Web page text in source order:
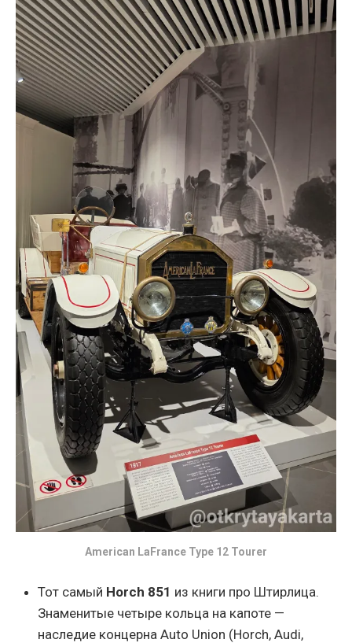
American LaFrance Type 12 Tourer
Тот самый Horch 851 из книги про Штирлица.
Знаменитые четыре кольца на капоте —
наследие концерна Auto Union (Horch, Audi,